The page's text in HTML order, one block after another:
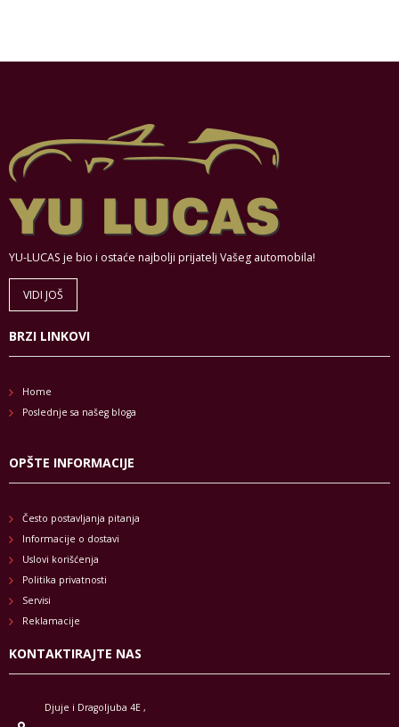
YU-LUCAS je bio i ostaće najbolji prijatelj Vašeg automobila!
VIDI JOŠ
BRZI LINKOVI
Home
Poslednje sa našeg bloga
OPŠTE INFORMACIJE
Često postavljanja pitanja
Informacije o dostavi
Uslovi korišćenja
Politika privatnosti
Servisi
Reklamacije
KONTAKTIRAJTE NAS
Djuje i Dragoljuba 4E ,